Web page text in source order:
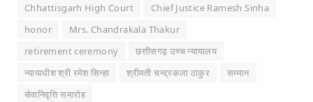
Chhattisgarh High Court
Chief Justice Ramesh Sinha
honor
Mrs. Chandrakala Thakur
retirement ceremony
छत्तीसगढ़ उच्च न्यायालय
न्यायाधीश श्री रमेश सिन्हा
श्रीमती चन्द्रकला ठाकुर
सम्मान
सेवानिवृत्ति समारोह